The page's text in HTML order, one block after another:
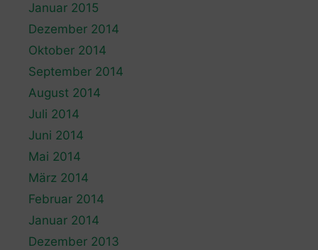
Januar 2015
Dezember 2014
Oktober 2014
September 2014
August 2014
Juli 2014
Juni 2014
Mai 2014
März 2014
Februar 2014
Januar 2014
Dezember 2013